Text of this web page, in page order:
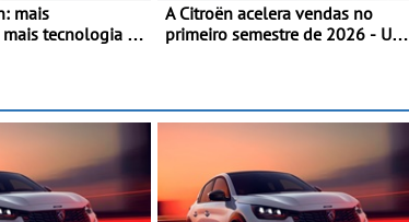
mais
tecnologia e
rápido
A Citroën acelera vendas no
primeiro semestre de 2026 - Uma